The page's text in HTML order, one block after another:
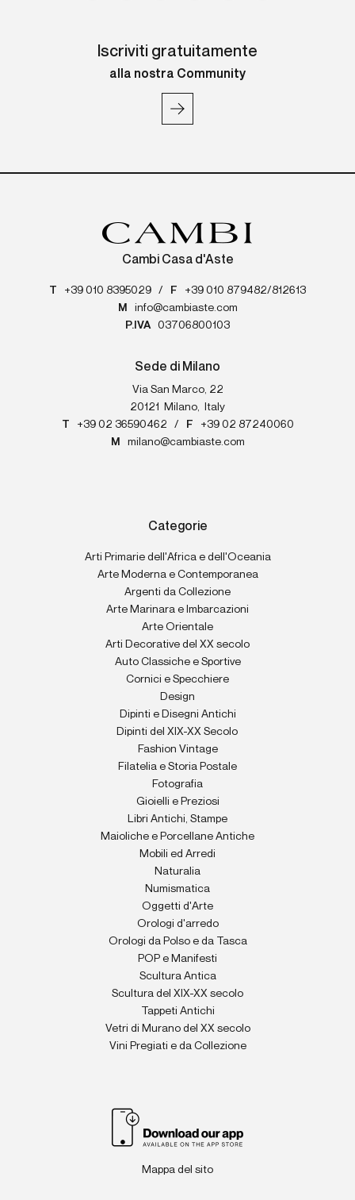
Iscriviti gratuitamente
alla nostra Community
Cambi Casa d'Aste
T +39 010 8395029 / F
+39 010 879482/812613
M
info@cambiaste.com
P.IVA
03706800103
Sede di Milano
Via San Marco, 22
20121
Milano
Italy
T
+39 02 36590462 / F
+39 02 87240060
M
milano@cambiaste.com
Categorie
Arti Primarie dell'Africa e dell'Oceania
Arte Moderna e Contemporanea
Argenti da Collezione
Arte Marinara e Imbarcazioni
Arte Orientale
Arti Decorative del XX secolo
Auto Classiche e Sportive
Cornici e Specchiere
Design
Dipinti e Disegni Antichi
Dipinti del XIX-XX Secolo
Fashion Vintage
Filatelia e Storia Postale
Fotografia
Gioielli e Preziosi
Libri Antichi, Stampe
Maioliche e Porcellane Antiche
Mobili ed Arredi
Naturalia
Numismatica
Oggetti d'Arte
Orologi d'arredo
Orologi da Polso e da Tasca
POP e Manifesti
Scultura Antica
Scultura del XIX-XX secolo
Tappeti Antichi
Vetri di Murano del XX secolo
Vini Pregiati e da Collezione
Mappa del sito